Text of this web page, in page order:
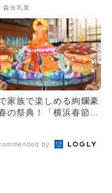
森永乳業
家族で楽しめる絢爛豪
の祭典！「横浜春節祭
by